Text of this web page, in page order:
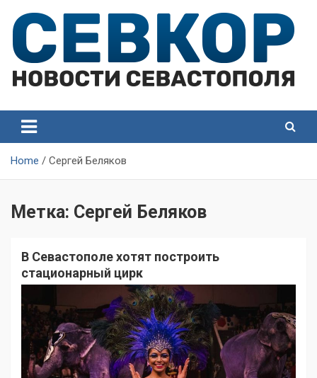
content
Севастополя
Севастополя
Home Сергей Беляков
Метка: Сергей Беляков
В Севастополе хотят построить
стационарный цирк